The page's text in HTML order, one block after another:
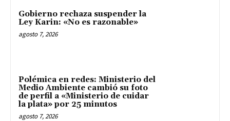
Gobierno rechaza suspender la
Ley Karin: «No es razonable»
agosto 7, 2026
Polémica en redes: Ministerio del
Medio Ambiente cambió su foto
de perfil a «Ministerio de cuidar
la plata» por 25 minutos
agosto 7, 2026